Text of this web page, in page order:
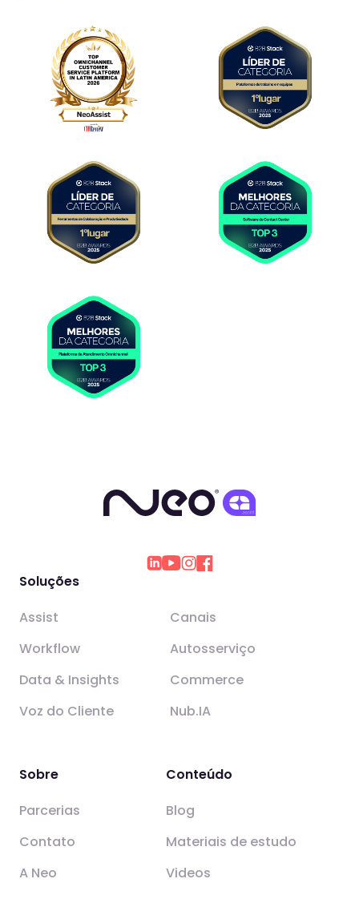
Soluções
Assist
Canais
Workflow
Autosserviço
Data & Insights
Commerce
Voz do Cliente
Nub.IA
Conteúdo
Blog
Materiais de estudo
Videos
Sobre
Parcerias
Contato
A Neo